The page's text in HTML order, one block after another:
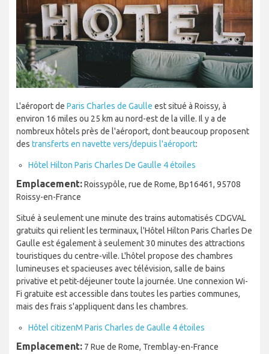
L'aéroport de Paris Charles de Gaulle est situé à Roissy, à
environ 16 miles ou 25 km au nord-est de la ville. Il y a de
nombreux hôtels près de l'aéroport, dont beaucoup proposent
des transferts en navette vers/depuis l'aéroport:
Hôtel Hilton Paris Charles De Gaulle 4 étoiles
Emplacement:Roissypôle, rue de Rome, Bp16461, 95708
Roissy-en-France
Situé à seulement une minute des trains automatisés CDGVAL
gratuits qui relient les terminaux, l'Hôtel Hilton Paris Charles De
Gaulle est également à seulement 30 minutes des attractions
touristiques du centre-ville. L'hôtel propose des chambres
lumineuses et spacieuses avec télévision, salle de bains
privative et petit-déjeuner toute la journée. Une connexion Wi-
Fi gratuite est accessible dans toutes les parties communes,
mais des frais s'appliquent dans les chambres.
Hôtel citizenM Paris Charles de Gaulle 4 étoiles
Emplacement: 7 Rue de Rome, Tremblay-en-France